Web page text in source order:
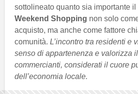
sottolineato quanto sia importante il
Weekend Shopping non solo
acquisto, ma anche come fattore
comunità. L’incontro tra residenti e
senso di appartenenza e valorizza
commercianti, considerati il cuore
dell’economia locale.